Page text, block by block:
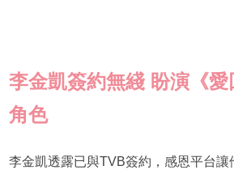
李金凱簽約無綫 盼演《愛
角色
李金凱透露已與TVB簽約，感恩平台讓